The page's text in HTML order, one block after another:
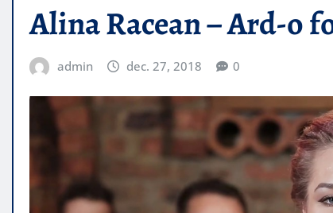
Alina Racean – Ard-o
admin dec. 27, 2018 0